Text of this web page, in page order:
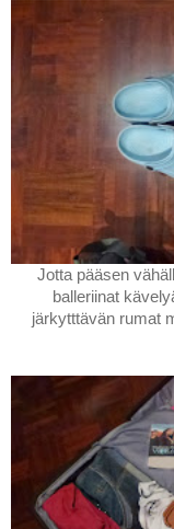
Jotta pääsen
balleriinat
järkytttävän rumat